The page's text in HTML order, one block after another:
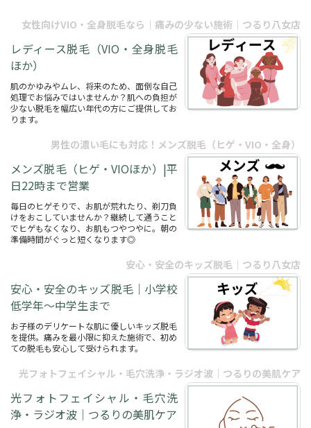
女性向けVIO・全身脱毛なら｜痛みの少ない施術｜つるり八女店
レディース脱毛（VIO・全身脱毛
ほか）
肌のかゆみやムレ、将来のため、面倒な自己
処理でお悩みではいませんか？肌への負担が
少ない脱毛を幅広い年代の方にご提供してお
ります。
男性の濃い毛にも対応！メンズ脱毛（ヒゲ・VIO・全身）
メンズ脱毛（ヒゲ・VIOほか）|平
日22時まで営業
毎日のヒゲそりで、お肌が荒れたり、剃刀負
けをおこしていませんか？継続して通うこと
でヒゲもなくなり、お肌もつやつやに。朝の
準備時間がぐっと短くなります◎
安心・安全のキッズ脱毛｜つるり八女店
安心・安全のキッズ脱毛｜小学校
低学年～中学生まで
お子様のデリケートな肌に優しいキッズ脱毛
を提供。痛みを最小限に抑えた施術で、初め
ての脱毛も安心して受けられます。
光フォトフェイシャル・毛穴洗浄・ラジオ波｜つるりの美肌ケア
光フォトフェイシャル・毛穴洗
浄・ラジオ波｜つるりの美肌ケア